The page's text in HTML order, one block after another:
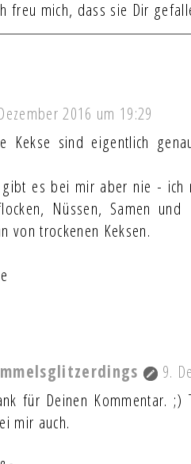
freu mich, dass sie Dir
2016 um 19:29
Kekse sind eigentlich
es bei mir aber nie - ich
Nüssen, Samen
von trockenen Keksen.
9.
für Deinen Kommentar. ;)
mir auch.